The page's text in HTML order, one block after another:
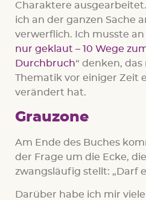
Charaktere
ich an der ganzen Sache
verwerflich. Ich musste an
nur geklaut – 10 Wege
Durchbruch“ denken,
Thematik vor einiger Zeit
verändert hat.
Grauzone
Am Ende des Buches
der Frage um die Ecke,
zwangsläufig stellt: „Darf
Darüber habe ich mir